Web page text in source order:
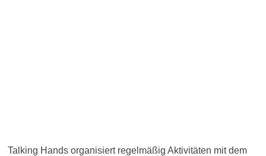
Talking Hands organisiert regelmäßig Aktivitäten mit dem